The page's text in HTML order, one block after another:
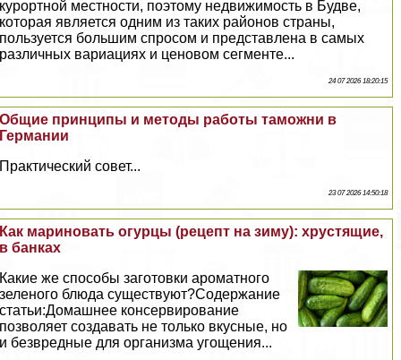
курортной местности, поэтому недвижимость в Будве,
которая является одним из таких районов страны,
пользуется большим спросом и представлена в самых
различных вариациях и ценовом сегменте...
24 07 2026 18:20:15
Общие принципы и методы работы таможни в
Германии
Пpaктический совет...
23 07 2026 14:50:18
Как мариновать огурцы (рецепт на зиму): хрустящие,
в банках
Какие же способы заготовки ароматного
зеленого блюда существуют?Содержание
статьи:Домашнее консервирование
позволяет создавать не только вкусные, но
и безвредные для организма угощения...